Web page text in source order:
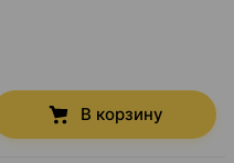
В корзину